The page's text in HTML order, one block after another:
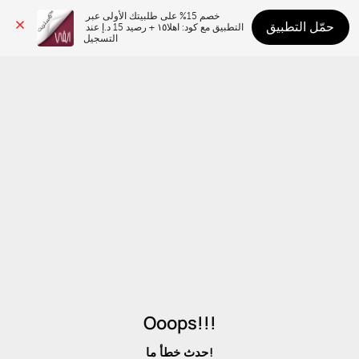
التسجيل
حمّل التطبيق
Ooops!!!
حدث خطأ ما!